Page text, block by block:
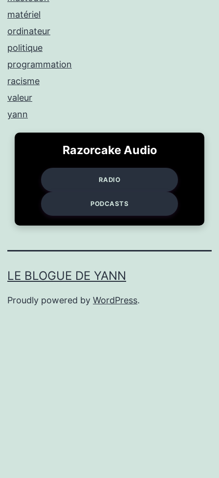
matériel
ordinateur
politique
programmation
racisme
valeur
yann
Razorcake Audio
RADIO
PODCASTS
LE BLOGUE DE YANN
Proudly powered by WordPress.